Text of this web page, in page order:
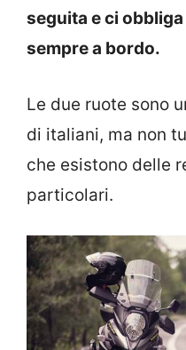
seguita e ci
sempre a bordo.
Le due ruote sono
di italiani, ma non
che esistono delle
particolari.